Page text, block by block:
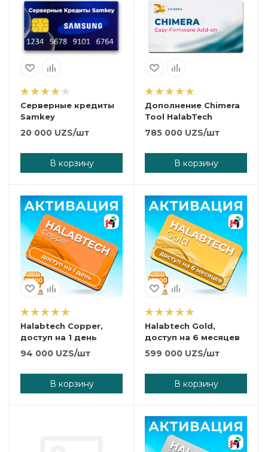
Серверные кредиты
Samkey
20 000 UZS/шт
В корзину
Дополнение Chimera
Tool HalabTech
785 000 UZS/шт
В корзину
Halabtech Copper,
доступ на 1 день
94 000 UZS/шт
В корзину
Halabtech Gold,
доступ на 6 месяцев
599 000 UZS/шт
В корзину